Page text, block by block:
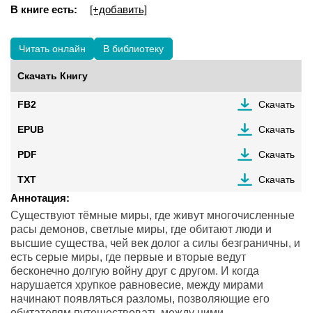
В книге есть: [+добавить]
Читать онлайн В библиотеку
Скачать Книгу
FB2 Скачать
EPUB Скачать
PDF Скачать
TXT Скачать
Аннотация:
Существуют тёмные миры, где живут многочисленные
расы демонов, светлые миры, где обитают люди и
высшие существа, чей век долог а силы безграничны, и
есть серые миры, где первые и вторые ведут
бесконечно долгую войну друг с другом. И когда
нарушается хрупкое равновесие, между мирами
начинают появляться разломы, позволяющие его